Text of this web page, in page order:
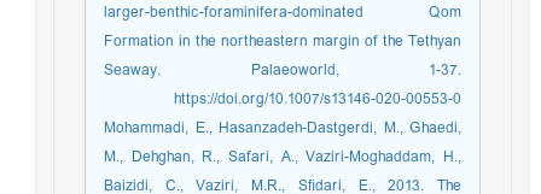
larger-benthic-foraminifera-dominated Qom
Formation in the northeastern margin of the Tethyan
Seaway. Palaeoworld, 1-37.
https://doi.org/10.1007/s13146-020-00553-0
Mohammadi, E., Hasanzadeh-Dastgerdi, M., Ghaedi,
M., Dehghan, R., Safari, A., Vaziri-Moghaddam, H.,
Baizidi, C., Vaziri, M.R., Sﬁdari, E., 2013. The